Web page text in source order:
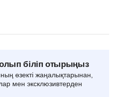
біліп отырыңыз
өзекті жаңалықтарынан,
мен эксклюзивтерден